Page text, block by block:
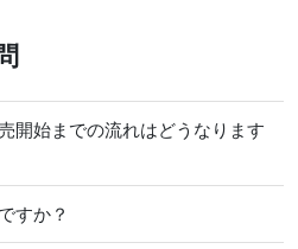
始までの流れはどうなります
すか？